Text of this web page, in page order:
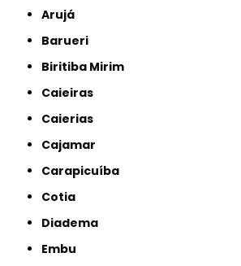
Arujá
Barueri
Biritiba Mirim
Caieiras
Caierias
Cajamar
Carapicuíba
Cotia
Diadema
Embu